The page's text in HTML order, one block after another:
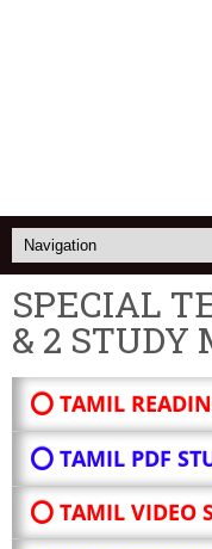
SPECIAL
& 2 STUDY
⭕ TAMIL
⭕ TAMIL PDF
⭕ TAMIL VIDEO